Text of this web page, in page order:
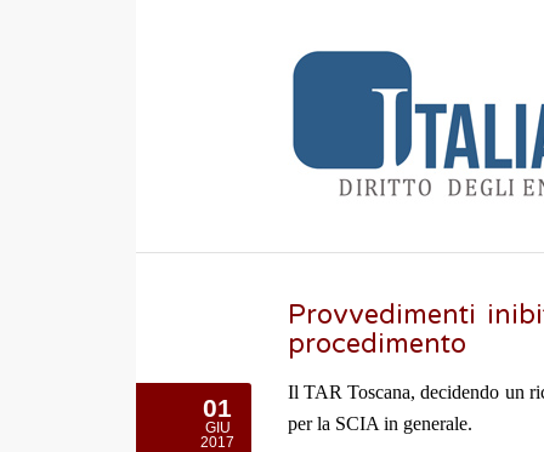
Provvedimenti
procedimento
01
GIU
2017
Il TAR Toscana, decidendo un
per la SCIA in generale.